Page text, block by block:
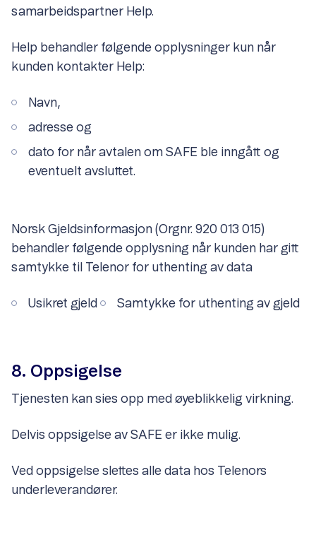
samarbeidspartner Help.
Help behandler følgende opplysninger kun når
kunden kontakter Help:
Navn,
adresse og
dato for når avtalen om SAFE ble inngått og
eventuelt avsluttet.
Norsk Gjeldsinformasjon (Orgnr. 920 013 015)
behandler følgende opplysning når kunden har gitt
samtykke til Telenor for uthenting av data
Usikret gjeld Samtykke for uthenting av gjeld
8. Oppsigelse
Tjenesten kan sies opp med øyeblikkelig virkning.
Delvis oppsigelse av SAFE er ikke mulig.
Ved oppsigelse slettes alle data hos Telenors
underleverandører.